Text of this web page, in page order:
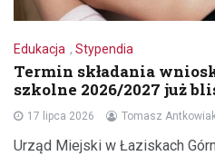
Edukacja , Stypendia
Termin składania
szkolne 2026/2027 już
17 lipca 2026 Tomasz
Urząd Miejski w Łaziskach